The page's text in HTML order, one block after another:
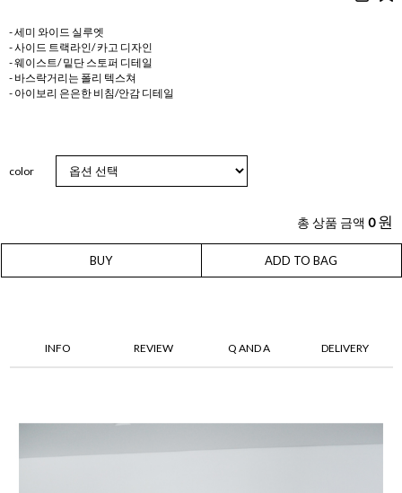
- 세미 와이드 실루엣
- 사이드 트랙라인/ 카고 디자인
- 웨이스트/ 밑단 스토퍼 디테일
- 바스락거리는 폴리 텍스쳐
- 아이보리 은은한 비침/안감 디테일
color
총 상품 금액 0 원
BUY ADD TO BAG
INFO REVIEW Q AND A DELIVERY